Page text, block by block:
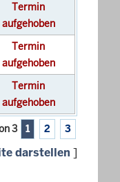
Termin
aufgehoben
Termin
aufgehoben
Termin
aufgehoben
3 1 2 3
darstellen ]